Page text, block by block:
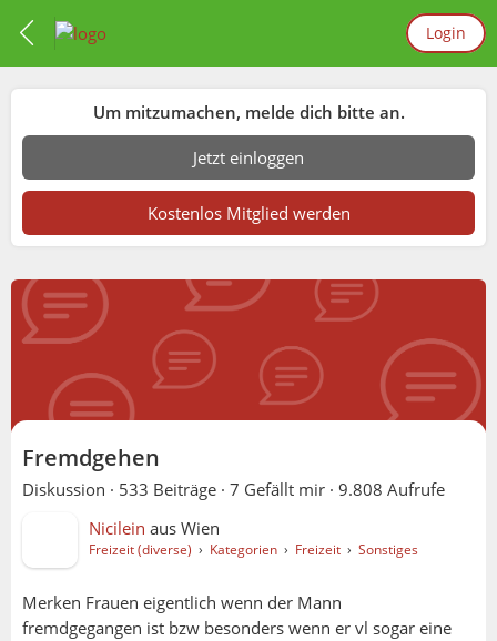
Login
Um mitzumachen, melde dich bitte an.
Jetzt einloggen
Kostenlos Mitglied werden
Fremdgehen
Diskussion · 533 Beiträge · 7 Gefällt mir · 9.808 Aufrufe
Nicilein aus Wien
Freizeit (diverse) › Kategorien › Freizeit › Sonstiges
Merken Frauen eigentlich wenn der Mann
fremdgegangen ist bzw besonders wenn er vl sogar eine